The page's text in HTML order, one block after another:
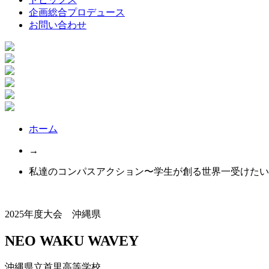
企画総合プロデュース
お問い合わせ
ホーム
→
私達のコンパスアクション〜学生が創る世界一受けた
2025年度大会 沖縄県
NEO WAKU WAVEY
沖縄県立首里高等学校